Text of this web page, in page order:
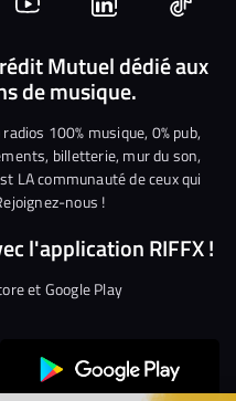
Nous
rejoindre
sur
YouTube
Nous
rejoindre
sur
Linkedin
Nous
Mutuel dédié aux
de musique.
100% musique, 0% pub,
billetterie, mur du son,
LA communauté de ceux qui
nous !
l'application RIFFX !
et Google Play